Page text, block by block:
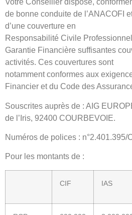
Votre Conseiller dispose,
de bonne conduite de l’ANACOFI
d’une couverture en
Responsabilité Civile
Garantie Financière suffisantes
activités. Ces couvertures sont
notamment conformes aux
Financier et du Code des
Souscrites auprès de : AIG
de l’Iris, 92400 COURBEVOIE.
Numéros de polices : n°2.401.395/
Pour les montants de :
CIF IAS